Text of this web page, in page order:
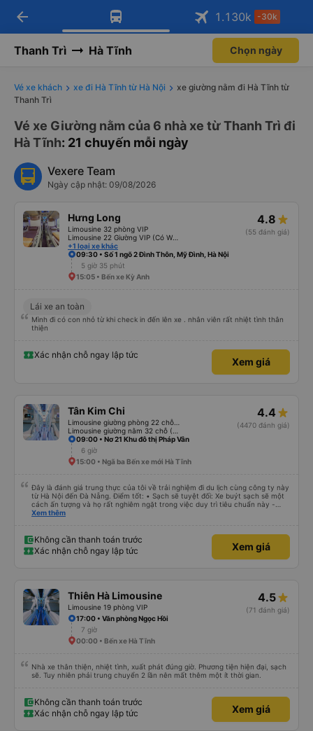
Tải app Vexere ngay!
Nhận ưu đãi thành viên độc
Mở app
Tải app Vexere
-30k/ghế khi đặt vé máy bay qua
Mở app
arrow_back 1.130k -30k
Thanh Trì Hà Tĩnh Chọn ngày
Vé xe khách xe đi Hà Tĩnh từ Hà Nội
xe giường nằm đi Hà Tĩnh từ
Thanh Trì
Vé xe Giường nằm của 6 nhà xe từ Thanh Trì đi
Hà Tĩnh: 21 chuyến mỗi ngày
Vexere Team
Ngày cập nhật: 09/08/2026
Hưng Long
Limousine 32 phòng VIP
+1 loại xe khác
4.8
(55 đánh giá)
09:30 • Số 1 ngõ 2 Đình Thôn, Mỹ Đình, Hà Nội
5 giờ 35 phút
15:05 • Bến xe Kỳ Anh
Lái xe an toàn
Mình đi có con nhỏ từ khi check in đến lên xe . nhân viên rất nhiệt tình thân
thiện
Xác nhận chỗ ngay lập tức
Xem giá
Tân Kim Chi 4.4
(4470 đánh giá)
09:00 • Nơ 21 Khu đô thị Pháp Vân
6 giờ
15:00 • Ngã ba Bến xe mới Hà Tĩnh
Đây là đánh giá trung thực của tôi về trải nghiệm đi du lịch cùng công ty này
từ Hà Nội đến Đà Nẵng. Điểm tốt: • Sạch sẽ tuyệt đối: Xe buýt sạch sẽ một
cách ấn tượng và họ rất nghiêm ngặt trong việc duy trì tiêu chuẩn này -
không được phép ăn trên xe. Đây là lần đầu tiên tôi thấy sự chú trọng đến
suốt chuyến đi. • Tùy chọn sạc: Có sẵn cổng sạc USB và USB-C, đây cũng
là lần đầu tiên tôi thấy. • Môi trường yên tĩnh và thanh bình: Họ không bật
đèn không cần thiết hoặc bật nhạc lớn, giúp tôi dễ dàng thư giãn và ngủ
điểm đón đã được thay đổi sang một địa điểm xa hơn khoảng 30 phút. Tuy
nhiên, họ đã đền bù cho tôi 100.000 VND, tôi thấy công bằng. • Tài xế không
thân thiện: Tài xế không thực sự thân thiện hoặc hữu ích, nhưng không đến
mức không thể chịu nổi. • Xe buýt quá đông ở Đà Nẵng: Khi chúng tôi
chuyển sang xe buýt khác để đến khách sạn của mình ở Đà Nẵng, xe quá
đông và tôi phải ngồi trên một chiếc ghế nhựa ở lối đi giữa, điều này không lý
tưởng. Nhìn chung: Mặc dù có một vài bất tiện nhỏ, tôi đã có trải nghiệm
tích cực với công ty này. Đây là dịch vụ xe buýt tốt nhất mà tôi từng sử
đáng kể và tôi sẽ giới thiệu dịch vụ này cho bất kỳ ai đi tuyến đường này.
Xem thêm
Không cần thanh toán trước
Xác nhận chỗ ngay lập tức
Xem giá
Thiên Hà Limousine
Limousine 19 phòng VIP
4.5
(71 đánh giá)
17:00 • Văn phòng Ngọc Hồi
7 giờ
00:00 • Bến xe Hà Tĩnh
Nhà xe thân thiện, nhiệt tình, xuất phát đúng giờ. Phương tiện hiện đại, sạch
sẽ. Tuy nhiên phải trung chuyển 2 lần nên mất thêm một ít thời gian.
Không cần thanh toán trước
Xác nhận chỗ ngay lập tức
Xem giá